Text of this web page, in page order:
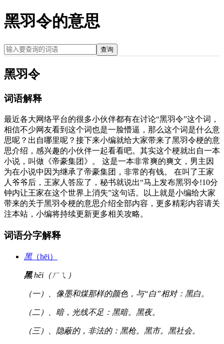
黑羽令的意思
查询
黑羽令
词语解释
最近各大网络平台的很多小伙伴都有在讨论“黑羽令”这个词，
相信不少网友看到这个词也是一脸懵逼，那么这个词是什么意
思呢？出自哪里呢？接下来小编就给大家带来了黑羽令梗的意
思介绍，感兴趣的小伙伴一起看看吧。其实这个梗就出自一本
小说，叫做《帝豪集团》。 这是一本非常爽的爽文，男主因
为在小说中因为继承了帝豪集团，非常的有钱。 在叫了王家
人爷爷后，王家人答应了，秘书就说出“马上发布黑羽令!10分
钟内让王家在这个世界上消失”这句话。以上就是小编给大家
带来的关于黑羽令梗的意思介绍全部内容，更多精彩内容请关
注本站，小编将持续更新更多相关攻略。
词语分字解释
黑（hēi）
黑hēi（ㄏㄟ）
（一）、像墨和煤那样的颜色，与“白”相对：黑白。
（二）、暗，光线不足：黑暗。黑夜。
（三）、隐蔽的，非法的：黑枪。黑市。黑社会。